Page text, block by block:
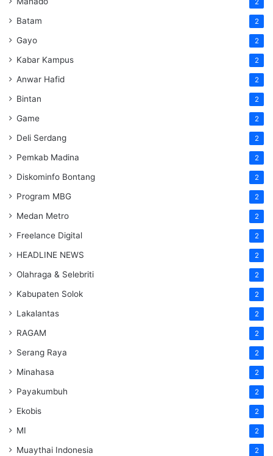
2
Batam 2
Gayo 2
Kabar Kampus 2
Anwar Hafid 2
Bintan 2
Game 2
Deli Serdang 2
Pemkab Madina 2
Diskominfo Bontang 2
Program MBG 2
Medan Metro 2
Freelance Digital 2
HEADLINE NEWS 2
Olahraga & Selebriti 2
Kabupaten Solok 2
Lakalantas 2
RAGAM 2
Serang Raya 2
Minahasa 2
Payakumbuh 2
Ekobis 2
MI 2
Muaythai Indonesia 2